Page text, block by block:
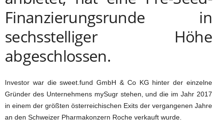
Finanzierungsrunde in
sechsstelliger Höhe
abgeschlossen.
Investor war die sweet.fund GmbH & Co KG hinter der einzelne
Gründer des Unternehmens mySugr stehen, und die im Jahr 2017
in einem der größten österreichischen Exits der vergangenen Jahre
an den Schweizer Pharmakonzern Roche verkauft wurde.